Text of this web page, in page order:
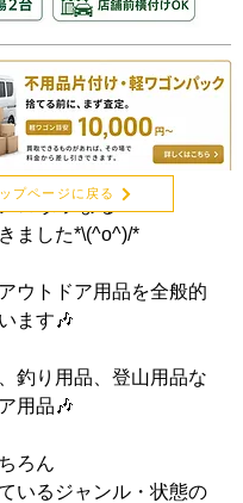
ロ タフまる
ました*\(^o^)/*
ウトドア用品を全般的
ます🎶
釣り用品、登山用品な
用品🎶
ろん
いるジャンル・状態の
ップページに戻る